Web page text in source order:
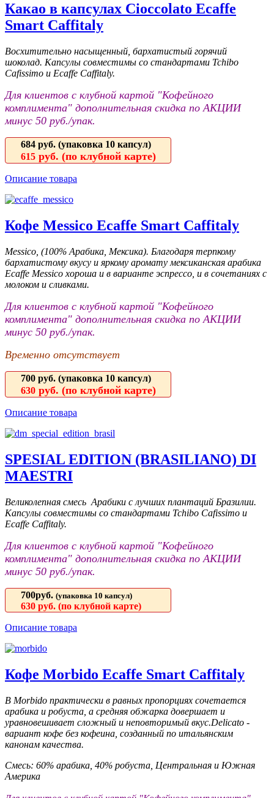
Какао в капсулах Cioccolato Ecaffe
Smart Caffitaly
Восхитительно насыщенный, бархатистый горячий
шоколад. Капсулы совместимы со стандартами Tchibo
Cafissimo и Ecaffe Caffitaly.
Для клиентов с клубной картой "Кофейного
комплимента" дополнительная скидка по АКЦИИ
минус 50 руб./упак.
684 руб. (упаковка 10 капсул)
615 руб. (по клубной карте)
Описание товара
Кофе Messico Ecaffe Smart Caffitaly
Messico, (100% Арабика, Мексика). Благодаря терпкому
бархатистому вкусу и яркому аромату мексиканская арабика
Ecaffe Messico хороша и в варианте эспрессо, и в сочетаниях с
молоком и сливками.
Для клиентов с клубной картой "Кофейного
комплимента" дополнительная скидка по АКЦИИ
минус 50 руб./упак.
Временно отсутствует
700 руб. (упаковка 10 капсул)
630 руб. (по клубной карте)
Описание товара
SPESIAL EDITION (BRASILIANO) DI
MAESTRI
Великолепная смесь Арабики с лучших плантаций Бразилии.
Капсулы совместимы со стандартами Tchibo Cafissimo и
Ecaffe Caffitaly.
Для клиентов с клубной картой "Кофейного
комплимента" дополнительная скидка по АКЦИИ
минус 50 руб./упак.
700руб. (упаковка 10 капсул)
630 руб. (по клубной карте)
Описание товара
Кофе Morbido Ecaffe Smart Caffitaly
В Morbido практически в равных пропорциях сочетается
арабика и робуста, а средняя обжарка довершает и
уравновешивает сложный и неповторимый вкус.Delicato -
вариант кофе без кофеина, созданный по итальянским
канонам качества.
Смесь: 60% арабика, 40% робуста, Центральная и Южная
Америка